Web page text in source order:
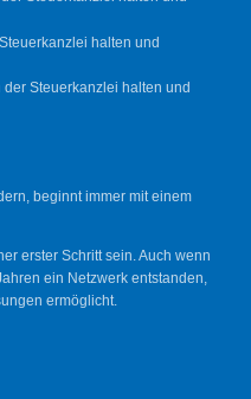
halten und
Steuerkanzlei halten und
beginnt immer mit einem
erster Schritt sein. Auch wenn
ein Netzwerk entstanden,
ermöglicht.